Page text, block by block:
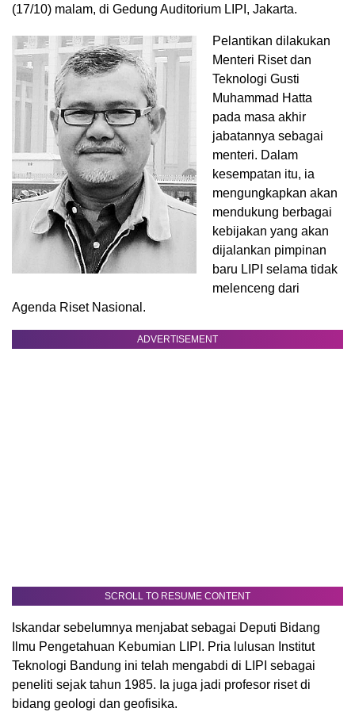
(17/10) malam, di Gedung Auditorium LIPI, Jakarta.
Pelantikan dilakukan
Menteri Riset dan
Teknologi Gusti
Muhammad Hatta
pada masa akhir
jabatannya sebagai
menteri. Dalam
kesempatan itu, ia
mengungkapkan akan
mendukung berbagai
kebijakan yang akan
dijalankan pimpinan
baru LIPI selama tidak
melenceng dari
Agenda Riset Nasional.
ADVERTISEMENT
SCROLL TO RESUME CONTENT
Iskandar sebelumnya menjabat sebagai Deputi Bidang
Ilmu Pengetahuan Kebumian LIPI. Pria lulusan Institut
Teknologi Bandung ini telah mengabdi di LIPI sebagai
peneliti sejak tahun 1985. Ia juga jadi profesor riset di
bidang geologi dan geofisika.